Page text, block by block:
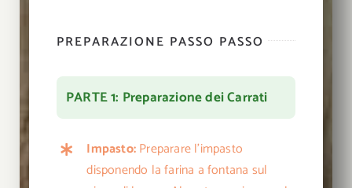
PREPARAZIONE PASSO PASSO
PARTE 1: Preparazione dei Carrati
Impasto:Preparare l’impasto
disponendo la farina a fontana sul